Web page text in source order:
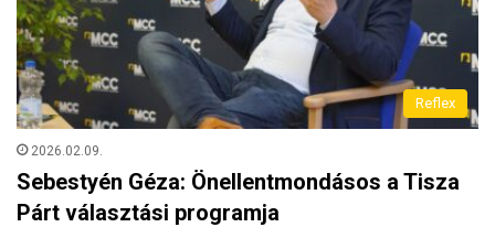
Reflex
2026.02.09.
Sebestyén Géza: Önellentmondásos a Tisza
Párt választási programja